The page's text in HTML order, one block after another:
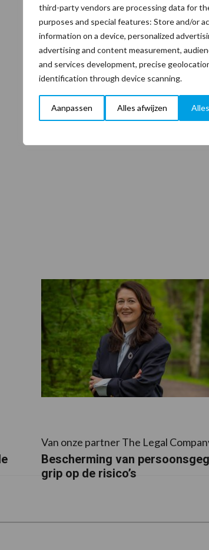
third-party vendors are processing data for
purposes and special features: Store and/or
information on a device, personalized
advertising and content measurement,
and services development, precise
identification through device scanning.
Aanpassen Alles afwijzen
Van onze partner The Legal
Bescherming van
grip op de risico’s